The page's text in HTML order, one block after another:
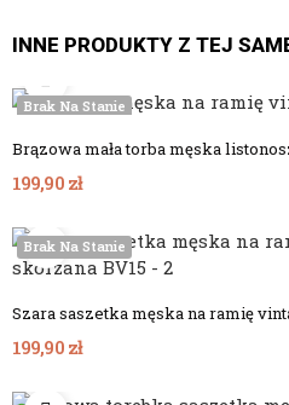
INNE PRODUKTY Z TEJ
Brak Na Stanie
Brązowa mała torba męska
199,90 zł
Brak Na Stanie
Szara saszetka męska na ramię
199,90 zł